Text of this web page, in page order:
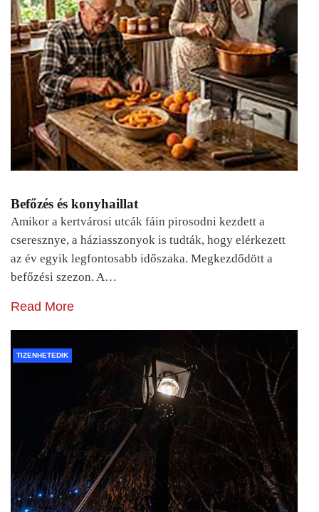
Befőzés és konyhaillat
Amikor a kertvárosi utcák fáin pirosodni kezdett a
cseresznye, a háziasszonyok is tudták, hogy elérkezett
az év egyik legfontosabb időszaka. Megkezdődött a
befőzési szezon. A…
Read More
TIZENHETEDIK